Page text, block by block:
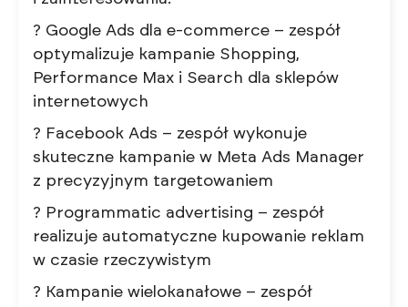
? Google Ads dla e-commerce – zespół
optymalizuje kampanie Shopping,
Performance Max i Search dla sklepów
internetowych
? Facebook Ads – zespół wykonuje
skuteczne kampanie w Meta Ads Manager
z precyzyjnym targetowaniem
? Programmatic advertising – zespół
realizuje automatyczne kupowanie reklam
w czasie rzeczywistym
? Kampanie wielokanałowe – zespół